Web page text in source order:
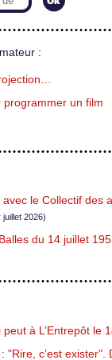
:
un film
le Collectif des
2026)
du 14 juillet
à L’Entrepôt le
"Rire, c’est exister".